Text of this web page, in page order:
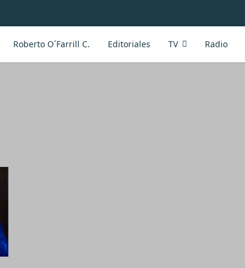
Roberto O´Farrill C. Editoriales TV Radio